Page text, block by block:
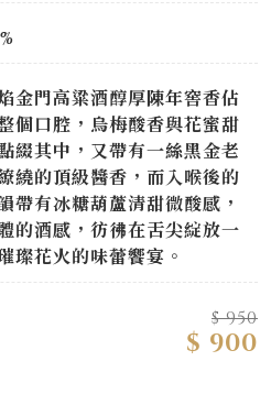
金門高粱酒醇厚陳年窖香佔
個口腔，烏梅酸香與花蜜甜
綴其中，又帶有一絲黑金老
繞的頂級醬香，而入喉後的
帶有冰糖葫蘆清甜微酸感，
的酒感，彷彿在舌尖綻放一
璨花火的味蕾饗宴。
$ 950
$ 900